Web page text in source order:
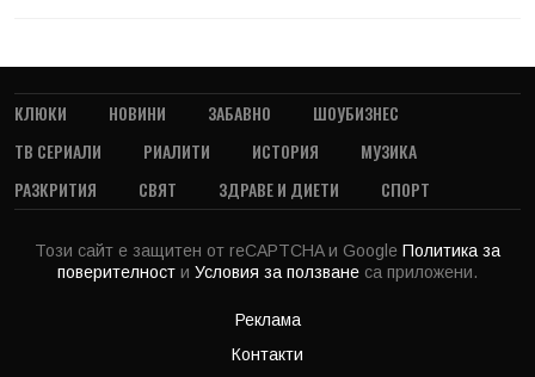
КЛЮКИ НОВИНИ ЗАБАВНО
ШОУБИЗНЕС
ТВ СЕРИАЛИ
РИАЛИТИ ИСТОРИЯ
МУЗИКА
РАЗКРИТИЯ
СВЯТ ЗДРАВЕ И ДИЕТИ СПОРТ
Този сайт е защитен от reCAPTCHA и Google Политика за
поверителност и Условия за ползване са приложени.
Реклама
Контакти